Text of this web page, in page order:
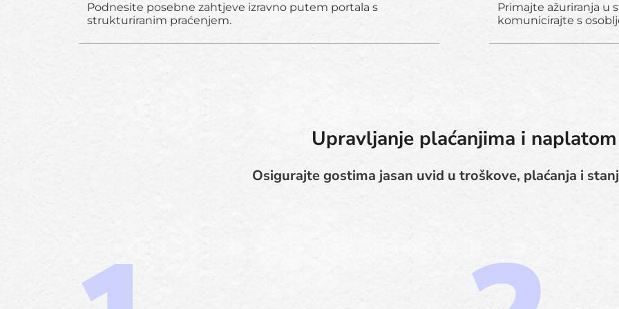
Podnesite posebne zahtjeve izravno putem portala s
strukturiranim praćenjem.
Primajte ažuriranja u
komunicirajte s
Upravljanje plaćanjima i naplatom
Osigurajte gostima jasan uvid u troškove, plaćanja i